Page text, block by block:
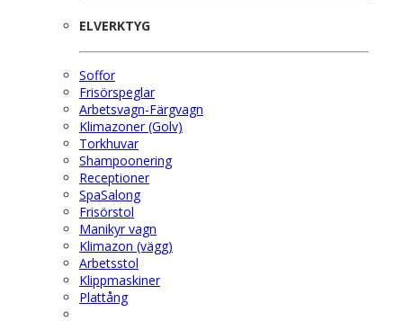
ELVERKTYG
Soffor
Frisörspeglar
Arbetsvagn-Färgvagn
Klimazoner (Golv)
Torkhuvar
Shampoonering
Receptioner
SpaSalong
Frisörstol
Manikyr vagn
Klimazon (vägg)
Arbetsstol
Klippmaskiner
Plattång